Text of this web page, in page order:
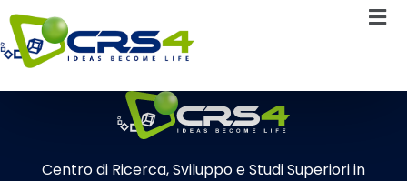
Centro di Ricerca, Sviluppo e Studi Superiori in